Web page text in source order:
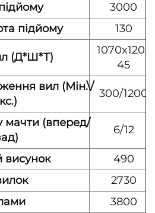
3000
підйому
130
(Д*Ш*Т)
1070x120x
45
вил (Мін.\/
300/1200
мачти (вперед/
6/12
висунок
490
2730
3800